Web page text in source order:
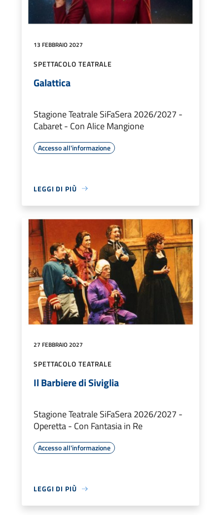
13 FEBBRAIO 2027
SPETTACOLO TEATRALE
Galattica
Stagione Teatrale SiFaSera 2026/2027 -
Cabaret - Con Alice Mangione
Accesso all'informazione
LEGGI DI PIÙ
27 FEBBRAIO 2027
SPETTACOLO TEATRALE
Il Barbiere di Siviglia
Stagione Teatrale SiFaSera 2026/2027 -
Operetta - Con Fantasia in Re
Accesso all'informazione
LEGGI DI PIÙ